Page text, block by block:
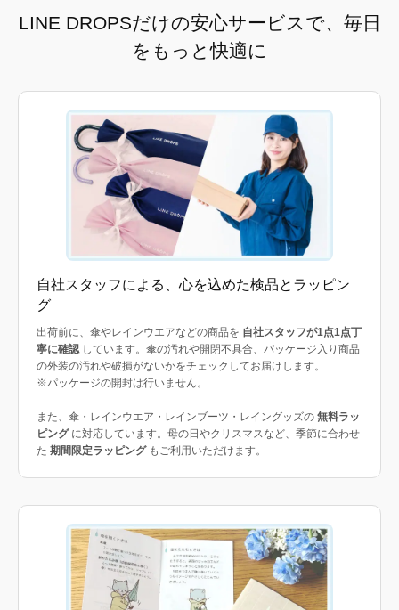
LINE DROPSだけの安心サービスで、毎日
をもっと快適に
自社スタッフによる、心を込めた検品とラッピン
グ
出荷前に、傘やレインウエアなどの商品を 自社スタッフが1点1点丁
寧に確認 しています。傘の汚れや開閉不具合、パッケージ入り商品
の外装の汚れや破損がないかをチェックしてお届けします。
※パッケージの開封は行いません。
また、傘・レインウエア・レインブーツ・レイングッズの 無料ラッ
ピングに対応しています。母の日やクリスマスなど、季節に合わせ
た 期間限定ラッピングもご利用いただけます。